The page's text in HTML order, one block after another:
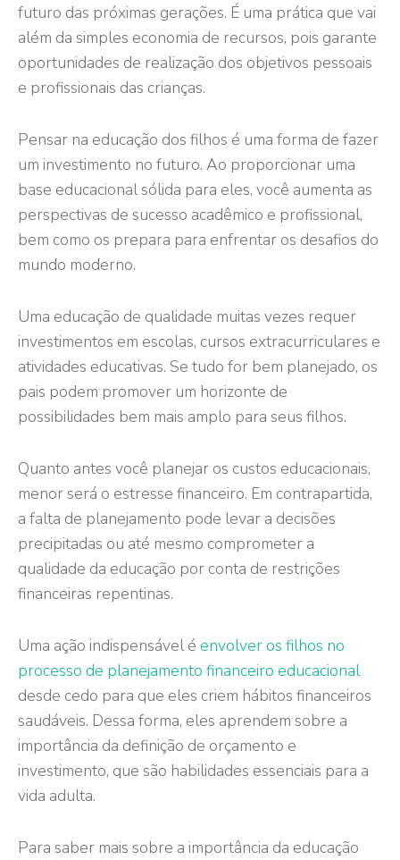
futuro das próximas gerações. É uma prática que vai
além da simples economia de recursos, pois garante
oportunidades de realização dos objetivos pessoais
e profissionais das crianças.
Pensar na educação dos filhos é uma forma de fazer
um investimento no futuro. Ao proporcionar uma
base educacional sólida para eles, você aumenta as
perspectivas de sucesso acadêmico e profissional,
bem como os prepara para enfrentar os desafios do
mundo moderno.
Uma educação de qualidade muitas vezes requer
investimentos em escolas, cursos extracurriculares e
atividades educativas. Se tudo for bem planejado, os
pais podem promover um horizonte de
possibilidades bem mais amplo para seus filhos.
Quanto antes você planejar os custos educacionais,
menor será o estresse financeiro. Em contrapartida,
a falta de planejamento pode levar a decisões
precipitadas ou até mesmo comprometer a
qualidade da educação por conta de restrições
financeiras repentinas.
Uma ação indispensável é envolver os filhos no
processo de planejamento financeiro educacional
desde cedo para que eles criem hábitos financeiros
saudáveis. Dessa forma, eles aprendem sobre a
importância da definição de orçamento e
investimento, que são habilidades essenciais para a
vida adulta.
Para saber mais sobre a importância da educação